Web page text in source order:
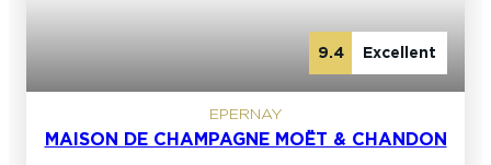
9.4 Excellent
EPERNAY
MAISON DE CHAMPAGNE MOËT & CHANDON